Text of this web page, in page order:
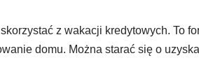
z wakacji kredytowych. To
domu. Można starać się o